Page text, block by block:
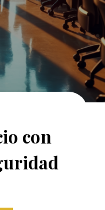
con